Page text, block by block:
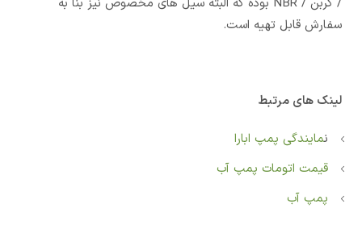
سفارش قابل تهیه است.
لینک های مرتبط
نمایندگی پمپ ابارا
قیمت اتومات پمپ آب
پمپ آب